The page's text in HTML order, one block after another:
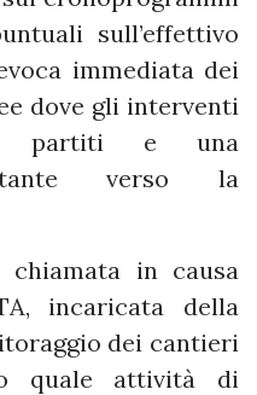
sull’effettivo
immediata dei
dove gli interventi
partiti e una
verso la
in causa
incaricata della
dei cantieri
quale attività di